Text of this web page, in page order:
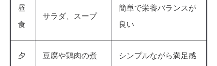
昼
食
サラダ、スープ
簡単で栄養バランスが
良い
夕
豆腐や鶏肉の煮
シンプルながら満足感